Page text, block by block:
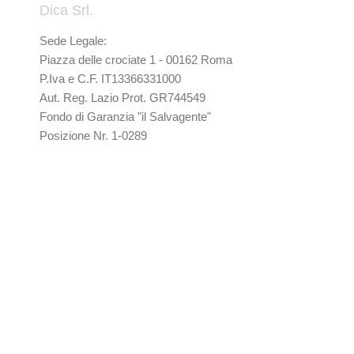
Dica Srl.
Sede Legale:
Piazza delle crociate 1 - 00162 Roma
P.Iva e C.F. IT13366331000
Aut. Reg. Lazio Prot. GR744549
Fondo di Garanzia "il Salvagente"
Posizione Nr. 1-0289